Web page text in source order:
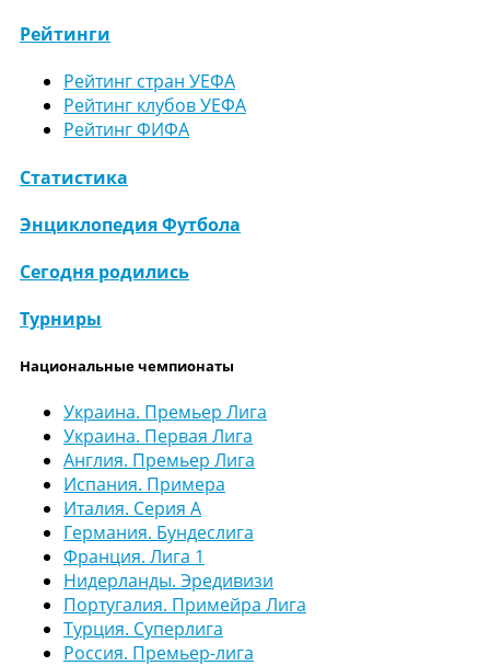
Рейтинги
Рейтинг стран УЕФА
Рейтинг клубов УЕФА
Рейтинг ФИФА
Статистика
Энциклопедия Футбола
Сегодня родились
Турниры
Национальные чемпионаты
Украина. Премьер Лига
Украина. Первая Лига
Англия. Премьер Лига
Испания. Примера
Италия. Серия А
Германия. Бундеслига
Франция. Лига 1
Нидерланды. Эредивизи
Португалия. Примейра Лига
Турция. Суперлига
Россия. Премьер-лига